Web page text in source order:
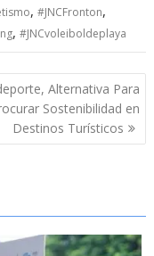
,#JNCFronton,
,#JNCvoleiboldeplaya
Alternativa Para
Sostenibilidad en
Destinos Turísticos